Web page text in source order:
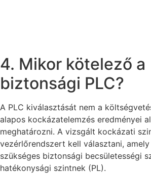
4. Mikor kötelező a
biztonsági PLC?
A PLC kiválasztását nem a
alapos kockázatelemzés eredményei
meghatározni. A vizsgált kockázati
vezérlőrendszert kell választani,
szükséges biztonsági becsületességi
hatékonysági szintnek (PL).